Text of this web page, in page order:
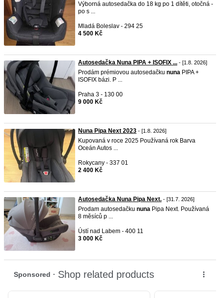
Výborná autosedačka do 18 kg po 1 dítěti, otočná -
po s ...
Mladá Boleslav - 294 25
4 500 Kč
Autosedačka Nuna PIPA + ISOFIX ... - [1.8. 2026]
Prodám prémiovou autosedačku nuna PIPA +
ISOFIX bázi. P ...
Praha 3 - 130 00
9 000 Kč
Nuna Pipa Next 2023 - [1.8. 2026]
Kupovaná v roce 2025 Používaná rok Barva
Oceán Autos ...
Rokycany - 337 01
2 400 Kč
Autosedačka Nuna Pipa Next. - [31.7. 2026]
Prodam autosedačku nuna Pipa Next. Používaná
8 měsíců p ...
Ústí nad Labem - 400 11
3 000 Kč